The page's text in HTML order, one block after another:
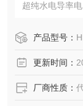
超纯水电导率
质，含1m电缆
产品型号：
更新时间：
厂商性质：